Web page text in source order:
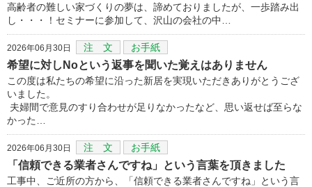
高齢者の難しい家づくりの夢は、諦めておりましたが、一歩踏み出
し・・・！セミナーに参加して、沢山の会社の中…
2026年06月30日 注 文 お手紙
希望に対しNoという返事を聞いた覚えはありません
この度は私たちの希望に沿った新居を実現いただきありがとうござ
いました。
夫婦間で意見のすり合わせが足りなかったなど、思い返せば至らな
かった…
2026年06月30日 注 文 お手紙
「信頼できる業者さんですね」という言葉を頂きました
工事中、ご近所の方から、「信頼できる業者さんですね」という言